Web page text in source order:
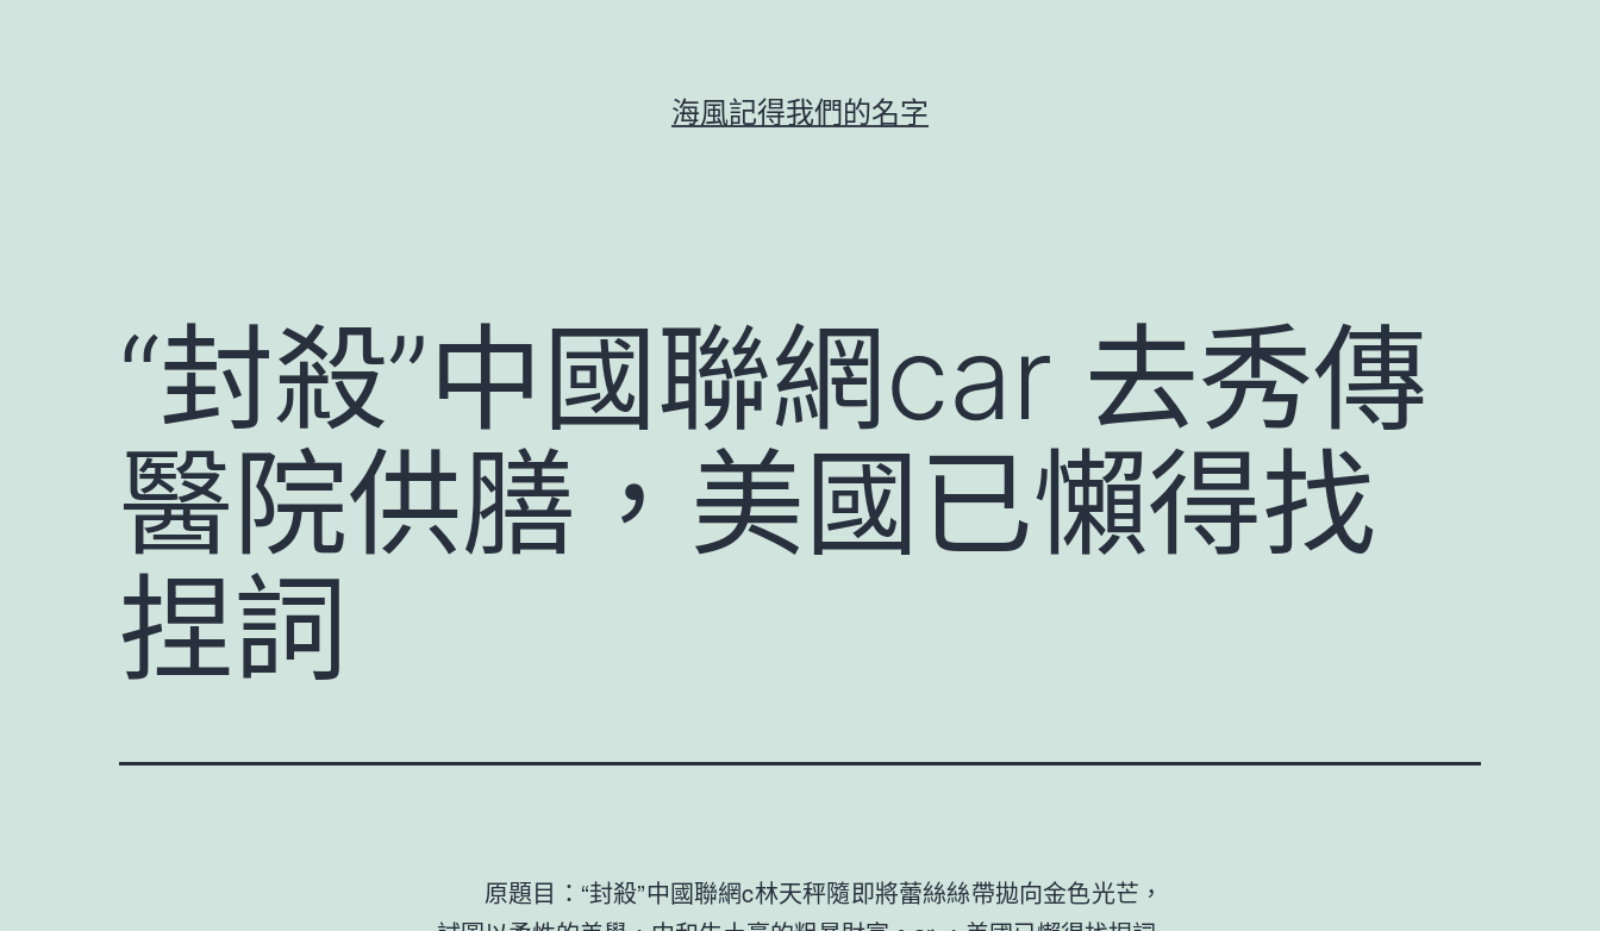
海風記得我們的名字
“封殺”中國聯網car 去秀傳
醫院供膳，美國已懶得找
捏詞
原題目：“封殺”中國聯網c林天秤隨即將蕾絲絲帶拋向金色光芒，